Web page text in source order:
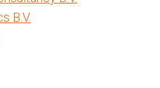
B.V.